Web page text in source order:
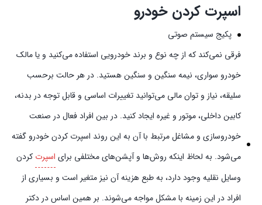
اسپرت کردن خودرو
پکیج سیستم صوتی
فرقی نمی‌کند که از چه نوع و برند خودرویی استفاده می‌کنید و یا مالک
خودرو سواری، نیمه سنگین و سنگین هستید. در هر حالت برحسب
سلیقه، نیاز و توان مالی می‌توانید تغییرات اساسی و قابل توجه در بدنه،
کابین داخلی، موتور و غیره ایجاد کنید. در بین افراد فعال در صنعت
خودروسازی و مشاغل مرتبط با آن به این روند اسپرت کردن خودرو گفته
می‌شود. به لحاظ اینکه روش‌ها و آپشن‌های مختلفی برای اسپرت کردن
وسایل نقلیه وجود دارد، به طبع هزینه آن نیز متغیر است و بسیاری از
افراد در این زمینه با مشکل مواجه می‌شوند. بر همین اساس در دکتر